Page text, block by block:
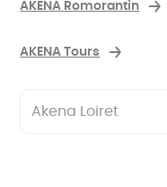
AKENA Romorantin
AKENA Tours